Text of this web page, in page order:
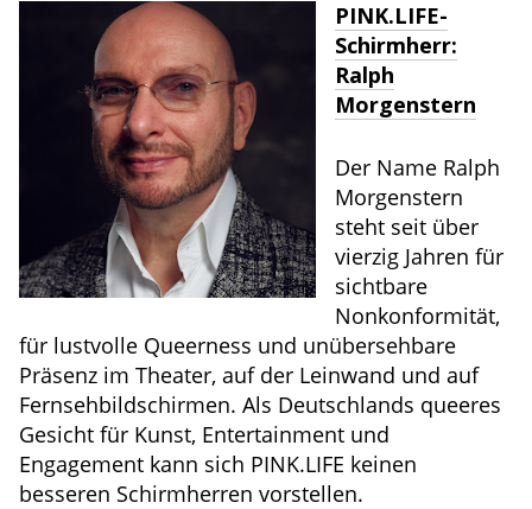
PINK.LIFE-
Schirmherr:
Ralph
Morgenstern
Der Name Ralph
Morgenstern
steht seit über
vierzig Jahren für
sichtbare
Nonkonformität,
für lustvolle Queerness und unübersehbare
Präsenz im Theater, auf der Leinwand und auf
Fernsehbildschirmen. Als Deutschlands queeres
Gesicht für Kunst, Entertainment und
Engagement kann sich PINK.LIFE keinen
besseren Schirmherren vorstellen.